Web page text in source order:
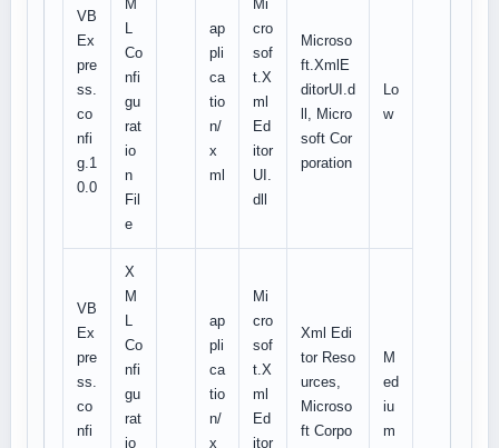
VB
Ex
pre
ss.
co
nfi
g.1
0.0
M
L
Co
nfi
gu
rat
io
n
Fil
e
ap
pli
ca
tio
n/
x
ml
Mi
cro
sof
t.X
ml
Ed
itor
UI.
dll
Microso
ft.XmlE
ditorUI.d
ll, Micro
soft Cor
poration
Lo
w
VB
Ex
pre
ss.
co
nfi
X
M
L
Co
nfi
gu
rat
io
ap
pli
ca
tio
n/
x
Mi
cro
sof
t.X
ml
Ed
itor
Xml Edi
tor Reso
urces,
Microso
ft Corpo
M
ed
iu
m